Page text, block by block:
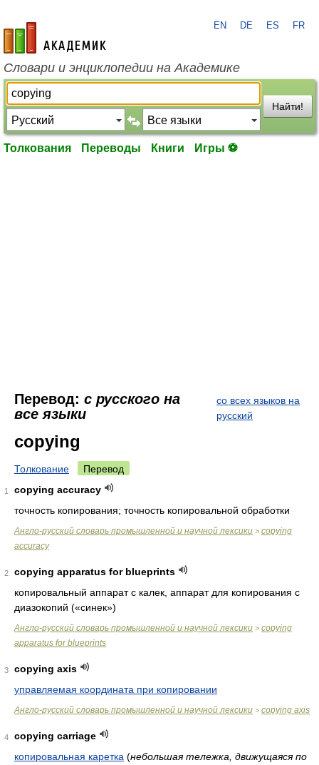
academic.ru
EN DE ES FR
Словари и энциклопедии на Академике
Найти!
Толкования Переводы Книги Игры ⚽
Перевод: с русского на
все языки
со всех языков на
русский
copying
Толкование Перевод
1
copying accuracy
точность копирования; точность копировальной обработки
Англо-русский словарь промышленной и научной лексики > copying
accuracy
2
copying apparatus for blueprints
копировальный аппарат с калек, аппарат для копирования с
диазокопий («синек»)
Англо-русский словарь промышленной и научной лексики > copying
apparatus for blueprints
3
copying axis
управляемая координата при копировании
Англо-русский словарь промышленной и научной лексики > copying axis
4
copying carriage
копировальная каретка (небольшая тележка, движущаяся по